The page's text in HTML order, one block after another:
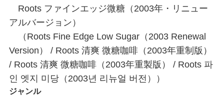
Roots ファインエッジ微糖（2003年・リニュー
アルバージョン）
（Roots Fine Edge Low Sugar（2003 Renewal
Version） / Roots 清爽 微糖咖啡（2003年重制版）
/ Roots 清爽 微糖咖啡（2003年重製版） / Roots 파
인 엣지 미당（2003년 리뉴얼 버전））
ジャンル